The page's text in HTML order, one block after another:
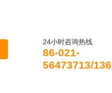
24小时咨询热线
86-021-
56473713/